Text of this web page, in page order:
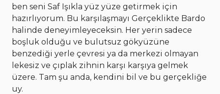
ben seni Saf Işıkla yüz yüze getirmek için
hazırlıyorum. Bu karşılaşmayı Gerçeklikte Bardo
halinde deneyimleyeceksin. Her yerin sadece
boşluk olduğu ve bulutsuz gökyüzüne
benzediği yerle çevresi ya da merkezi olmayan
lekesiz ve çıplak zihnin karşı karşıya gelmek
üzere. Tam şu anda, kendini bil ve bu gerçekliğe
uy.